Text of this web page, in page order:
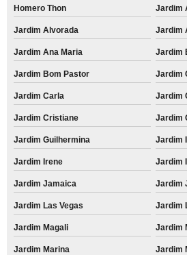
Homero Thon Jardim
Jardim Alvorada Jardim
Jardim Ana Maria Jardim
Jardim Bom Pastor Jardim
Jardim Carla Jardim
Jardim Cristiane Jardim
Jardim Guilhermina Jardim
Jardim Irene Jardim
Jardim Jamaica Jardim
Jardim Las Vegas Jardim
Jardim Magali Jardim
Jardim Marina Jardim